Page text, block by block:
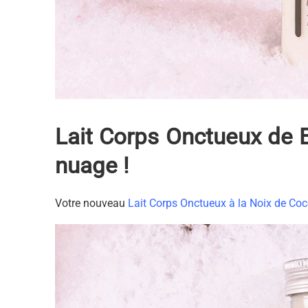
Lait Corps Onctueux de
nuage !
Votre nouveau Lait Corps Onctueux à la Noix de